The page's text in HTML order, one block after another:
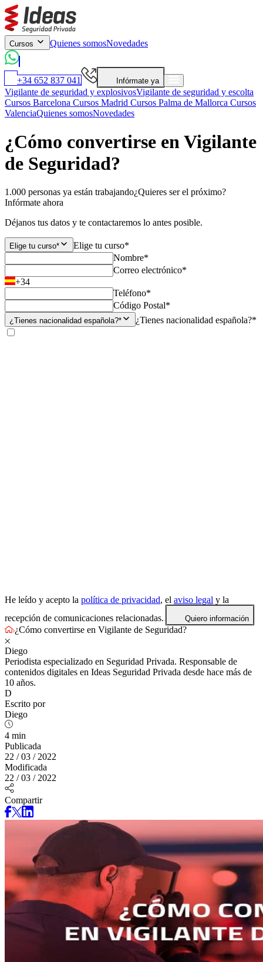
Cursos Quienes somosNovedades
+34 652 837 041 Infórmate ya
Vigilante de seguridad y explosivosVigilante de seguridad y escolta
Cursos Barcelona Cursos Madrid Cursos Palma de Mallorca Cursos
ValenciaQuienes somosNovedades
¿Cómo convertirse en Vigilante
de Seguridad?
1.000 personas ya están trabajando¿Quieres ser el próximo?
Infórmate ahora
Déjanos tus datos y te contactaremos lo antes posible.
Elige tu curso*
Elige tu curso*
Nombre*
Correo electrónico*
+34
Teléfono*
Código Postal*
¿Tienes nacionalidad española?* ¿Tienes nacionalidad española?*
He leído y acepto la política de privacidad, el aviso legal y la
recepción de comunicaciones relacionadas.
Quiero información
¿Cómo convertirse en Vigilante de Seguridad?
Diego
Periodista especializado en Seguridad Privada. Responsable de
contenidos digitales en Ideas Seguridad Privada desde hace más de
10 años.
D
Escrito por
Diego
4 min
Publicada
22 / 03 / 2022
Modificada
22 / 03 / 2022
Compartir